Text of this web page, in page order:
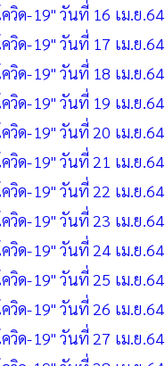
ควิด-19" วันที่ 16 เม.ย.64
ควิด-19" วันที่ 17 เม.ย.64
ควิด-19" วันที่ 18 เม.ย.64
ควิด-19" วันที่ 19 เม.ย.64
ควิด-19" วันที่ 20 เม.ย.64
ควิด-19" วันที่ 21 เม.ย.64
ควิด-19" วันที่ 22 เม.ย.64
ควิด-19" วันที่ 23 เม.ย.64
ควิด-19" วันที่ 24 เม.ย.64
ควิด-19" วันที่ 25 เม.ย.64
ควิด-19" วันที่ 26 เม.ย.64
ควิด-19" วันที่ 27 เม.ย.64